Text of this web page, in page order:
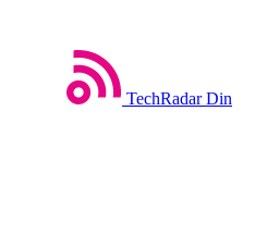
TechRadar Din